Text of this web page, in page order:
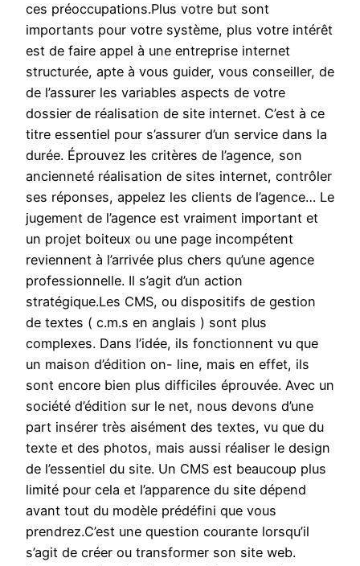
ces préoccupations.Plus votre but sont
importants pour votre système, plus votre intérêt
est de faire appel à une entreprise internet
structurée, apte à vous guider, vous conseiller, de
de l’assurer les variables aspects de votre
dossier de réalisation de site internet. C’est à ce
titre essentiel pour s’assurer d’un service dans la
durée. Éprouvez les critères de l’agence, son
ancienneté réalisation de sites internet, contrôler
ses réponses, appelez les clients de l’agence… Le
jugement de l’agence est vraiment important et
un projet boiteux ou une page incompétent
reviennent à l’arrivée plus chers qu’une agence
professionnelle. Il s’agit d’un action
stratégique.Les CMS, ou dispositifs de gestion
de textes ( c.m.s en anglais ) sont plus
complexes. Dans l’idée, ils fonctionnent vu que
un maison d’édition on- line, mais en effet, ils
sont encore bien plus difficiles éprouvée. Avec un
société d’édition sur le net, nous devons d’une
part insérer très aisément des textes, vu que du
texte et des photos, mais aussi réaliser le design
de l’essentiel du site. Un CMS est beaucoup plus
limité pour cela et l’apparence du site dépend
avant tout du modèle prédéfini que vous
prendrez.C’est une question courante lorsqu’il
s’agit de créer ou transformer son site web.